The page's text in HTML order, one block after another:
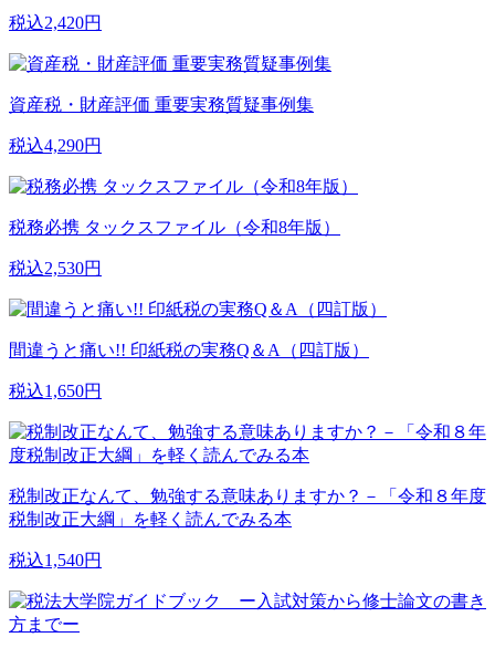
税込2,420円
資産税・財産評価 重要実務質疑事例集
税込4,290円
税務必携 タックスファイル（令和8年版）
税込2,530円
間違うと痛い!! 印紙税の実務Q＆A（四訂版）
税込1,650円
税制改正なんて、勉強する意味ありますか？－「令和８年度
税制改正大綱」を軽く読んでみる本
税込1,540円